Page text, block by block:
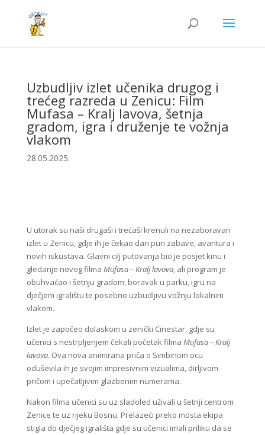
Uzbudljiv izlet učenika drugog i
trećeg razreda u Zenicu: Film
Mufasa – Kralj lavova, šetnja
gradom, igra i druženje te vožnja
vlakom
28.05.2025.
U utorak su naši drugaši i trećaši krenuli na nezaboravan
izlet u Zenicu, gdje ih je čekao dan pun zabave, avantura i
novih iskustava. Glavni cilj putovanja bio je posjet kinu i
gledanje novog filma Mufasa – Kralj lavova, ali program je
obuhvaćao i šetnju gradom, boravak u parku, igru na
dječjem igralištu te posebno uzbudljivu vožnju lokalnim
vlakom.
Izlet je započeo dolaskom u zenički Cinestar, gdje su
učenici s nestrpljenjem čekali početak filma Mufasa – Kralj
lavova. Ova nova animirana priča o Simbinom ocu
oduševila ih je svojim impresivnim vizualima, dirljivom
pričom i upečatljivim glazbenim numerama.
Nakon filma učenici su uz sladoled uživali u šetnji centrom
Zenice te uz rijeku Bosnu. Prelazeći preko mosta ekipa
stigla do dječjeg igrališta gdje su učenici imali priliku da se